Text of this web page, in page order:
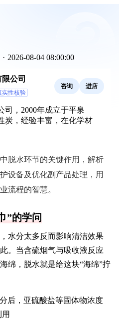
· 2026-08-04 08:00:00
公司
实性核验
咨询 进店
司，2000年成立于平泉
炭，经验丰富，在化学材
脱水环节的关键作用，解析
设备及优化副产品处理，用
流程的智慧。
”的学问
水分太多反而影响清洁效果
。当含硫烟气与吸收液反应
绵，脱水就是给这块“海绵”拧
分后，亚硫酸盐等固体物浓度